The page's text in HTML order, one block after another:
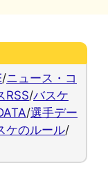
/ニュース・コ
RSS/バスケ
/選手デー
ケのルール/